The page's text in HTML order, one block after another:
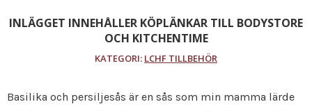
INLÄGGET INNEHÅLLER KÖPLÄNKAR TILL BODYSTORE
OCH KITCHENTIME
KATEGORI: LCHF TILLBEHÖR
Basilika och persiljesås är en sås som min mamma lärde